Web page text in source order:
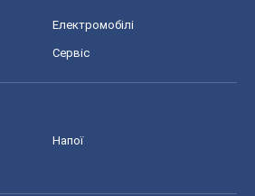
Електромобілі
Сервіс
Напої